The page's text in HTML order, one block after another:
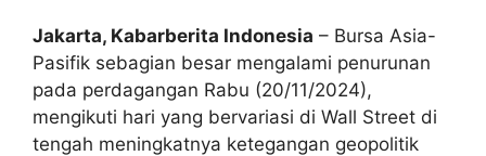
Jakarta, Kabarberita Indonesia – Bursa Asia-
Pasifik sebagian besar mengalami penurunan
pada perdagangan Rabu (20/11/2024),
mengikuti hari yang bervariasi di Wall Street di
tengah meningkatnya ketegangan geopolitik